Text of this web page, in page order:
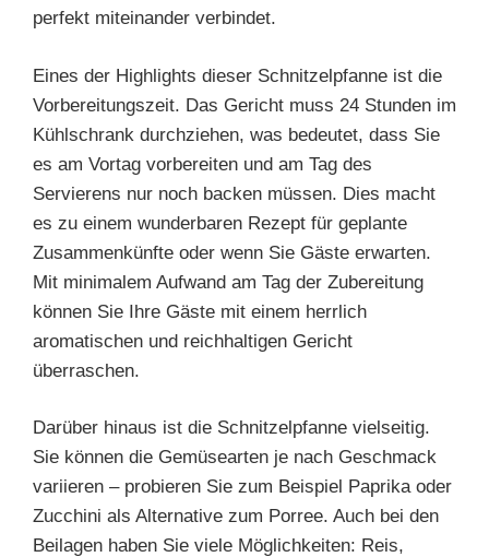
perfekt miteinander verbindet.
Eines der Highlights dieser Schnitzelpfanne ist die
Vorbereitungszeit. Das Gericht muss 24 Stunden im
Kühlschrank durchziehen, was bedeutet, dass Sie
es am Vortag vorbereiten und am Tag des
Servierens nur noch backen müssen. Dies macht
es zu einem wunderbaren Rezept für geplante
Zusammenkünfte oder wenn Sie Gäste erwarten.
Mit minimalem Aufwand am Tag der Zubereitung
können Sie Ihre Gäste mit einem herrlich
aromatischen und reichhaltigen Gericht
überraschen.
Darüber hinaus ist die Schnitzelpfanne vielseitig.
Sie können die Gemüsearten je nach Geschmack
variieren – probieren Sie zum Beispiel Paprika oder
Zucchini als Alternative zum Porree. Auch bei den
Beilagen haben Sie viele Möglichkeiten: Reis,